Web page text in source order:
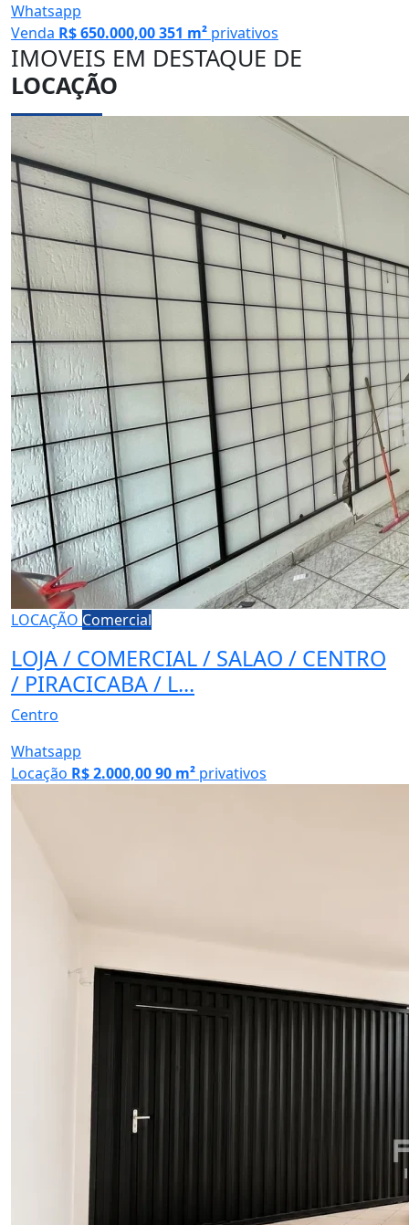
Whatsapp
Venda R$ 650.000,00351 m² privativos
IMOVEIS EM DESTAQUE DE
LOCAÇÃO
LOCAÇÃO Comercial
LOJA / COMERCIAL / SALAO / CENTRO
/ PIRACICABA / L...
Centro
Whatsapp
Locação R$ 2.000,0090 m² privativos